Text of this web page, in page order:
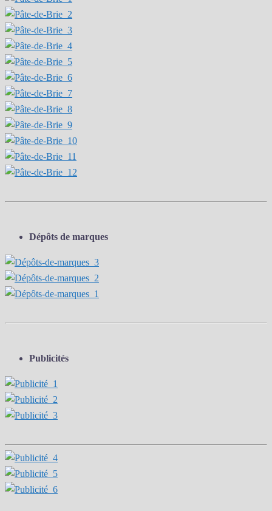
Dépôts de marques
Publicités